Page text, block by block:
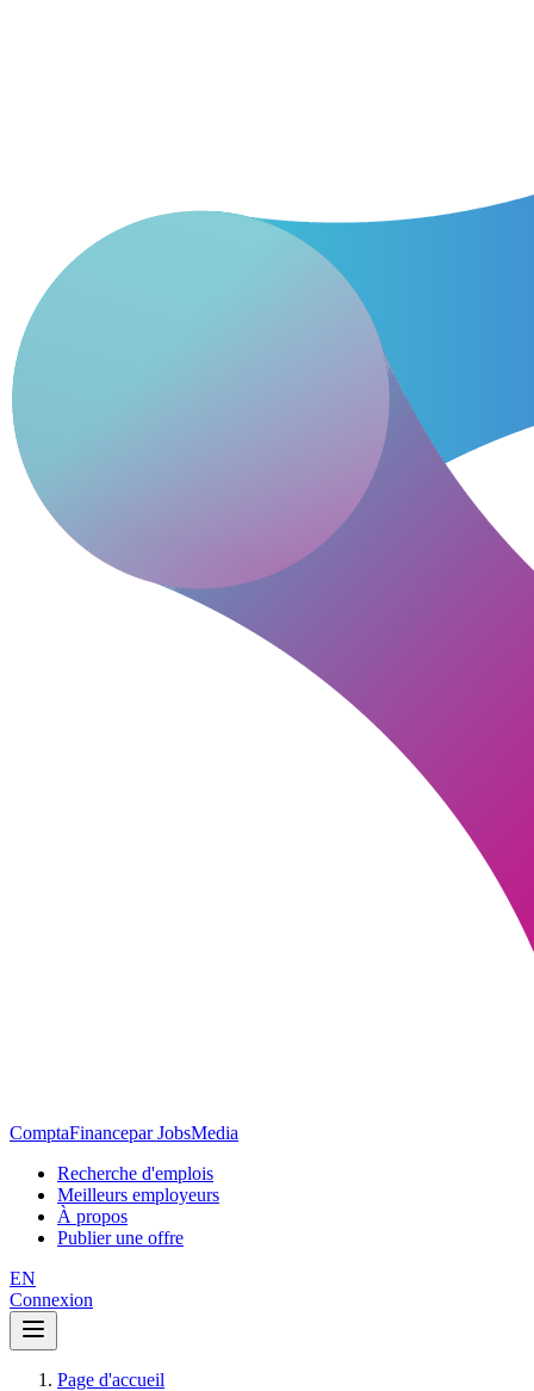
ComptaFinancepar JobsMedia
Recherche d'emplois
Meilleurs employeurs
À propos
Publier une offre
EN
Connexion
Page d'accueil